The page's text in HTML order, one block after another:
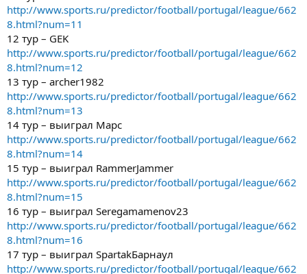
http://www.sports.ru/predictor/football/portugal/league/662
8.html?num=11
12 тур – GEK
http://www.sports.ru/predictor/football/portugal/league/662
8.html?num=12
13 тур – archer1982
http://www.sports.ru/predictor/football/portugal/league/662
8.html?num=13
14 тур – выиграл Марс
http://www.sports.ru/predictor/football/portugal/league/662
8.html?num=14
15 тур – выиграл RammerJammer
http://www.sports.ru/predictor/football/portugal/league/662
8.html?num=15
16 тур – выиграл Seregamamenov23
http://www.sports.ru/predictor/football/portugal/league/662
8.html?num=16
17 тур – выиграл SpartakБарнаул
http://www.sports.ru/predictor/football/portugal/league/662